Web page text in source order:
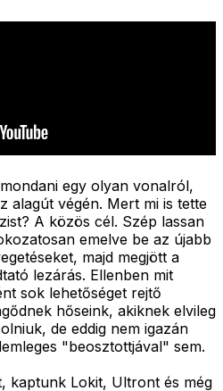
egy olyan vonalról,
alagút végén. Mert mi is tette
A közös cél. Szép lassan
emelve be az újabb
majd megjött a
lezárás. Ellenben mit
sok lehetőséget rejtő
hőseink, akiknek elvileg
de eddig nem igazán
"beosztottjával" sem.
kaptunk Lokit, Ultront és még